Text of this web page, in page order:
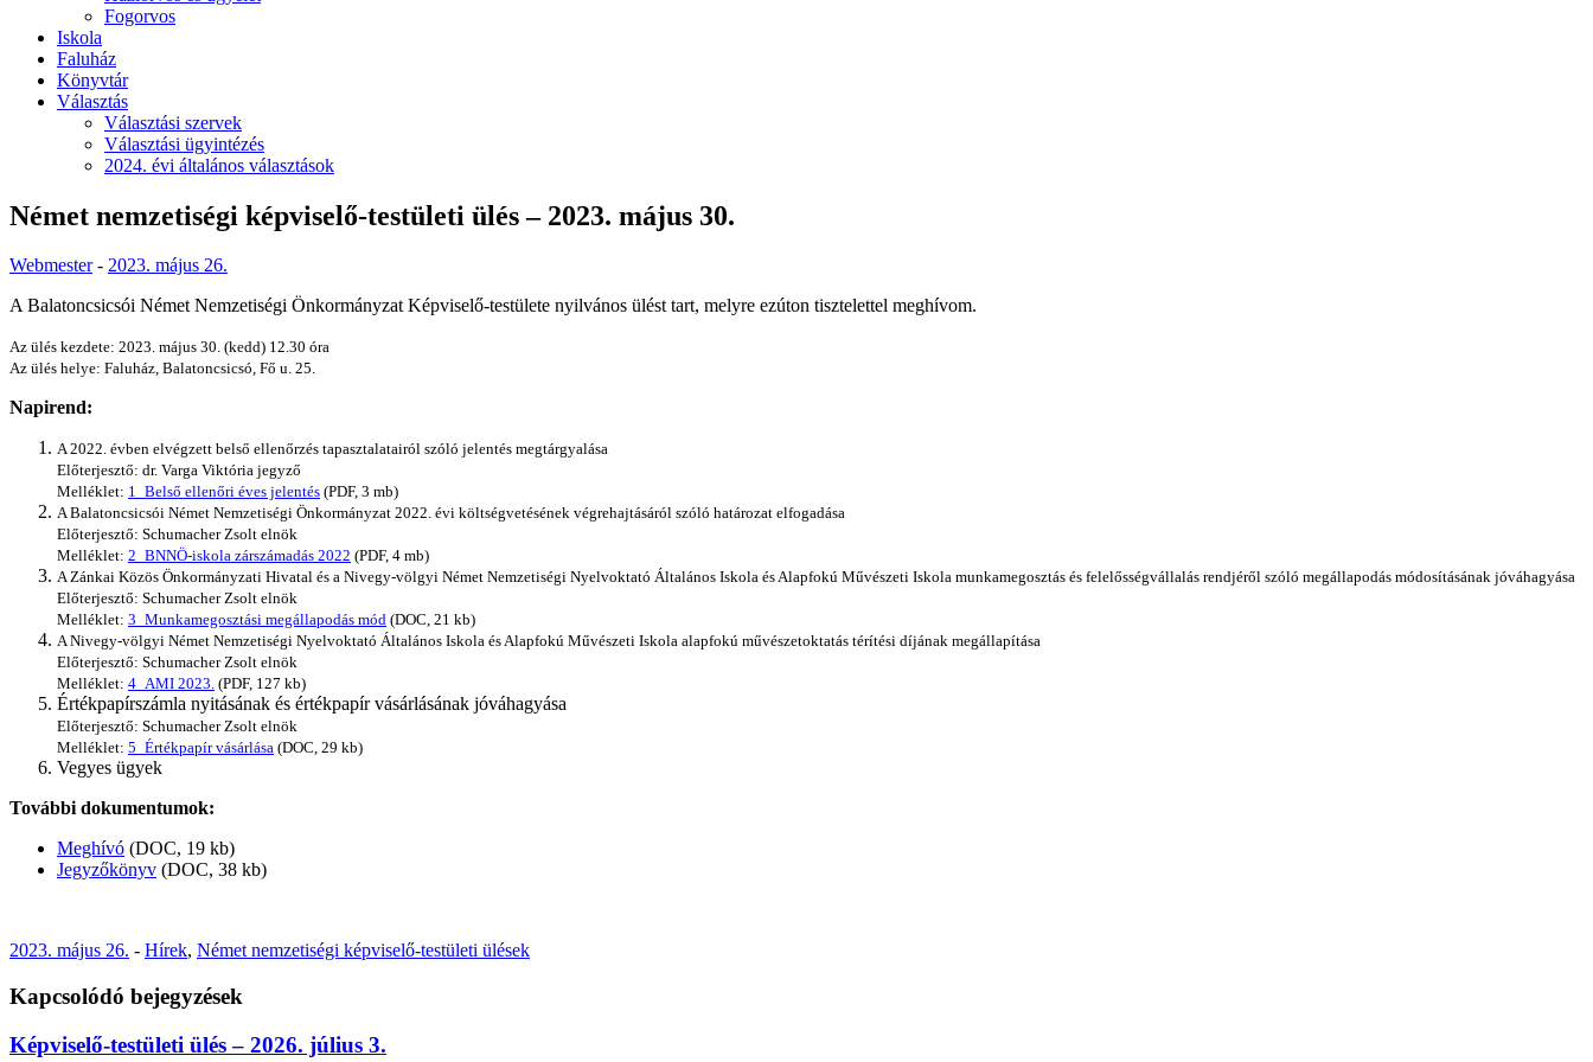
Fogorvos
Iskola
Faluház
Könyvtár
Választás
Választási szervek
Választási ügyintézés
2024. évi általános választások
Német nemzetiségi képviselő-testületi ülés – 2023. május 30.
Webmester- 2023. május 26.
A Balatoncsicsói Német Nemzetiségi Önkormányzat Képviselő-testülete nyilvános ülést tart, melyre ezúton tisztelettel meghívom.
Az ülés kezdete: 2023. május 30. (kedd) 12.30 óra
Az ülés helye: Faluház, Balatoncsicsó, Fő u. 25.
Napirend:
A 2022. évben elvégzett belső ellenőrzés tapasztalatairól szóló jelentés megtárgyalása
Előterjesztő: dr. Varga Viktória jegyző
Melléklet: 1_Belső ellenőri éves jelentés (PDF, 3 mb)
A Balatoncsicsói Német Nemzetiségi Önkormányzat 2022. évi költségvetésének végrehajtásáról szóló határozat elfogadása
Előterjesztő: Schumacher Zsolt elnök
Melléklet: 2_BNNÖ-iskola zárszámadás 2022 (PDF, 4 mb)
A Zánkai Közös Önkormányzati Hivatal és a Nivegy-völgyi Német Nemzetiségi Nyelvoktató Általános Iskola és Alapfokú Művészeti Iskola munkamegosztás és felelősségvállalás rendjéről szóló megállapodás módosításának jóváhagyása
Előterjesztő: Schumacher Zsolt elnök
Melléklet: 3_Munkamegosztási megállapodás mód (DOC, 21 kb)
A Nivegy-völgyi Német Nemzetiségi Nyelvoktató Általános Iskola és Alapfokú Művészeti Iskola alapfokú művészetoktatás térítési díjának megállapítása
Előterjesztő: Schumacher Zsolt elnök
Melléklet: 4_AMI 2023. (PDF, 127 kb)
Értékpapírszámla nyitásának és értékpapír vásárlásának jóváhagyása
Előterjesztő: Schumacher Zsolt elnök
Melléklet: 5_Értékpapír vásárlása (DOC, 29 kb)
Vegyes ügyek
További dokumentumok:
Meghívó (DOC, 19 kb)
Jegyzőkönyv (DOC, 38 kb)
2023. május 26. - Hírek, Német nemzetiségi képviselő-testületi ülések
Kapcsolódó bejegyzések
Képviselő-testületi ülés – 2026. július 3.